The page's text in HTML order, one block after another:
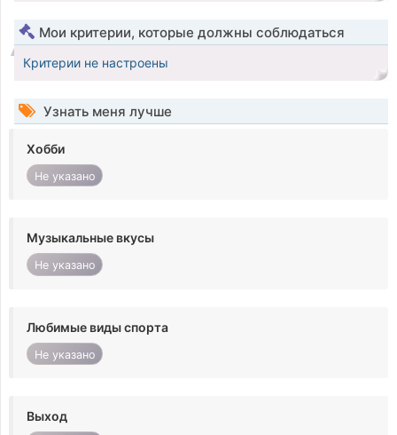
Мои критерии, которые должны соблюдаться
Критерии не настроены
Узнать меня лучше
Хобби
Не указано
Музыкальные вкусы
Не указано
Любимые виды спорта
Не указано
Выход